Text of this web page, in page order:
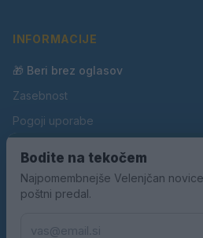
INFORMACIJE
🎁 Beri brez oglasov
Zasebnost
Pogoji uporabe
Oglaševanje
Kontakt
Bodite na tekočem
Najpomembnejše Velenjčan
poštni predal.